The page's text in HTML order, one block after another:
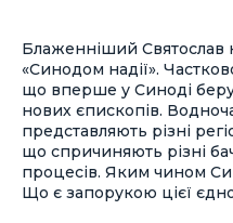
Блаженніший Святослав
«Синодом надії».
що вперше у Синоді
нових єпископів.
представляють різні
що спричиняють різні
процесів. Яким чином
Що є запорукою цієї